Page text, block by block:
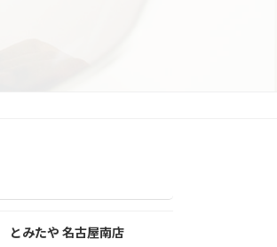
とみたや 名古屋南店